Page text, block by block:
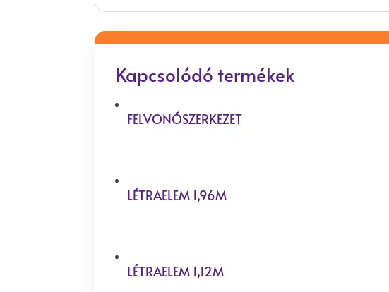
Kapcsolódó termékek
FELVONÓSZERKEZET
LÉTRAELEM 1,96M
LÉTRAELEM 1,12M